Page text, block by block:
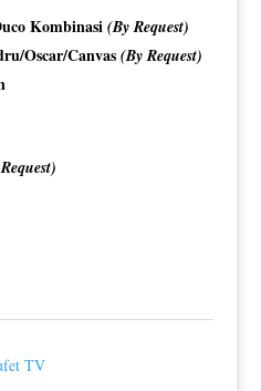
Kombinasi (By Request)
Oscar/Canvas (By Request)
TV